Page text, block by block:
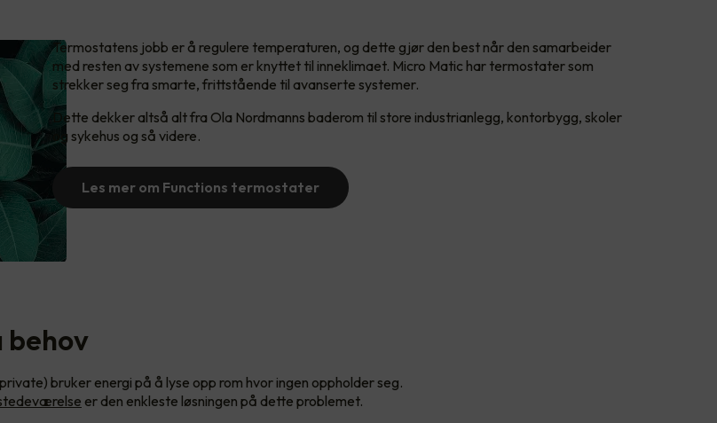
Termostatens jobb er å regulere temperaturen, og dette gjør den best når den samarbeider
med resten av systemene som er knyttet til inneklimaet. Micro Matic har termostater som
strekker seg fra smarte, frittstående til avanserte systemer.
Dette dekker altså alt fra Ola Nordmanns baderom til store industrianlegg, kontorbygg, skoler
og sykehus og så videre.
Les mer om Functions termostater
behov
bruker energi på å lyse opp rom hvor ingen oppholder seg.
er den enkleste løsningen på dette problemet.